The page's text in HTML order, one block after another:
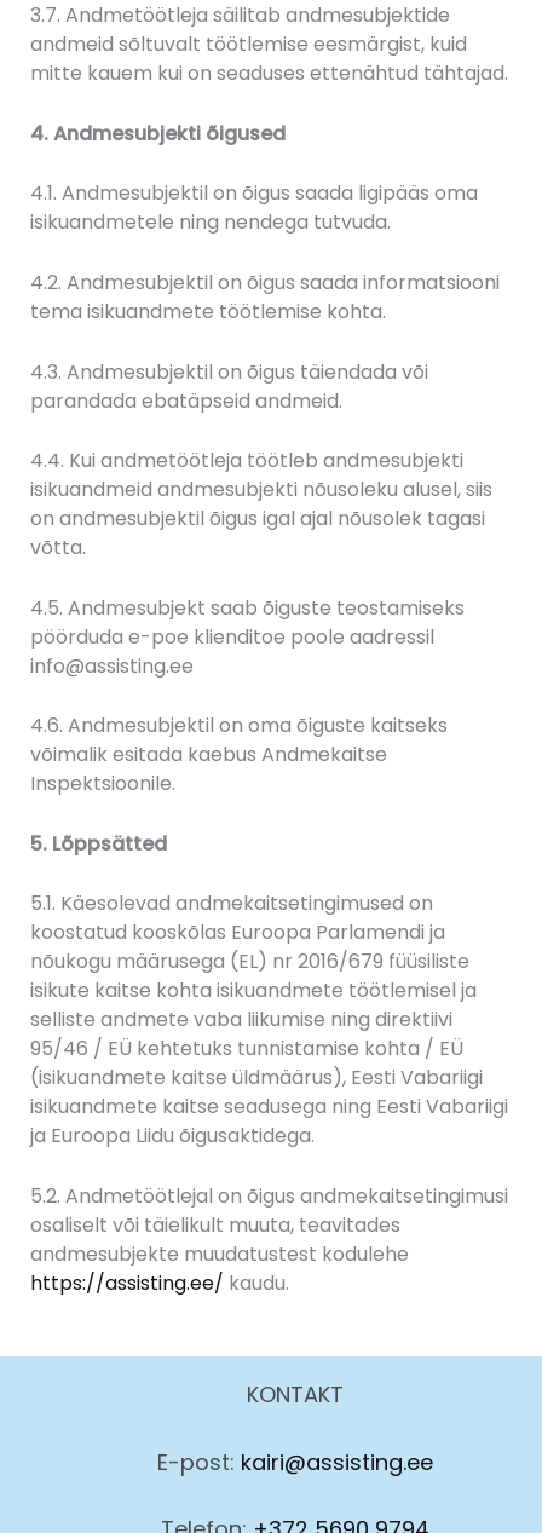
3.7. Andmetöötleja säilitab andmesubjektide
andmeid sõltuvalt töötlemise eesmärgist, kuid
mitte kauem kui on seaduses ettenähtud tähtajad.
4. Andmesubjekti õigused
4.1. Andmesubjektil on õigus saada ligipääs oma
isikuandmetele ning nendega tutvuda.
4.2. Andmesubjektil on õigus saada informatsiooni
tema isikuandmete töötlemise kohta.
4.3. Andmesubjektil on õigus täiendada või
parandada ebatäpseid andmeid.
4.4. Kui andmetöötleja töötleb andmesubjekti
isikuandmeid andmesubjekti nõusoleku alusel, siis
on andmesubjektil õigus igal ajal nõusolek tagasi
võtta.
4.5. Andmesubjekt saab õiguste teostamiseks
pöörduda e-poe klienditoe poole aadressil
info@assisting.ee
4.6. Andmesubjektil on oma õiguste kaitseks
võimalik esitada kaebus Andmekaitse
Inspektsioonile.
5. Lõppsätted
5.1. Käesolevad andmekaitsetingimused on
koostatud kooskõlas Euroopa Parlamendi ja
nõukogu määrusega (EL) nr 2016/679 füüsiliste
isikute kaitse kohta isikuandmete töötlemisel ja
selliste andmete vaba liikumise ning direktiivi
95/46 / EÜ kehtetuks tunnistamise kohta / EÜ
(isikuandmete kaitse üldmäärus), Eesti Vabariigi
isikuandmete kaitse seadusega ning Eesti Vabariigi
ja Euroopa Liidu õigusaktidega.
5.2. Andmetöötlejal on õigus andmekaitsetingimusi
osaliselt või täielikult muuta, teavitades
andmesubjekte muudatustest kodulehe
https://assisting.ee/ kaudu.
KONTAKT
E-post: kairi@assisting.ee